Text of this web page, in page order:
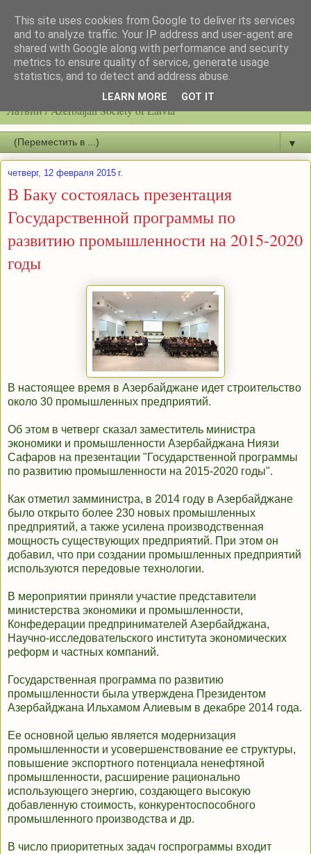
Latvijas azerbaidžāņu biedrību / Общество азербайджанцев
Латвии / Azerbaijan Society of Latvia
▼
четверг, 12 февраля 2015 г.
В Баку состоялась презентация
Государственной программы по
развитию промышленности на 2015-2020
годы
В настоящее время в Азербайджане идет строительство
около 30 промышленных предприятий.
Об этом в четверг сказал заместитель министра
экономики и промышленности Азербайджана Ниязи
Сафаров на презентации "Государственной программы
по развитию промышленности на 2015-2020 годы".
Как отметил замминистра, в 2014 году в Азербайджане
было открыто более 230 новых промышленных
предприятий, а также усилена производственная
мощность существующих предприятий. При этом он
добавил, что при создании промышленных предприятий
используются передовые технологии.
В мероприятии приняли участие представители
министерства экономики и промышленности,
Конфедерации предпринимателей Азербайджана,
Научно-исследовательского института экономических
реформ и частных компаний.
Государственная программа по развитию
промышленности была утверждена Президентом
Азербайджана Ильхамом Алиевым в декабре 2014 года.
Ее основной целью является модернизация
промышленности и усовершенствование ее структуры,
повышение экспортного потенциала ненефтяной
промышленности, расширение рационально
использующего энергию, создающего высокую
добавленную стоимость, конкурентоспособного
промышленного производства и др.
В число приоритетных задач госпрограммы входит
This site uses cookies from Google to deliver its services
and to analyze traffic. Your IP address and user-agent are
shared with Google along with performance and security
metrics to ensure quality of service, generate usage
statistics, and to detect and address abuse.
LEARN MORE GOT IT